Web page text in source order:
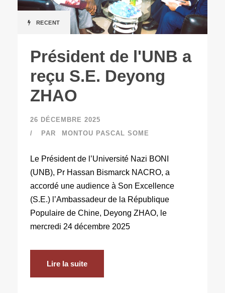
RECENT
Président de l'UNB a
reçu S.E. Deyong
ZHAO
26 DÉCEMBRE 2025
PAR
MONTOU PASCAL SOME
Le Président de l’Université Nazi BONI
(UNB), Pr Hassan Bismarck NACRO, a
accordé une audience à Son Excellence
(S.E.) l’Ambassadeur de la République
Populaire de Chine, Deyong ZHAO, le
mercredi 24 décembre 2025
Lire la suite